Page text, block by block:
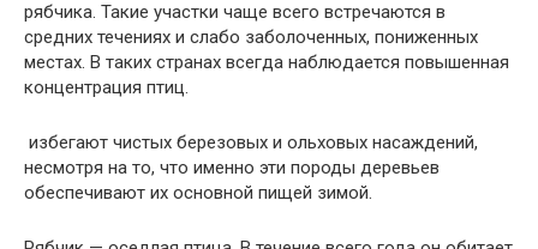
рябчика. Такие участки чаще всего встречаются в
средних течениях и слабо заболоченных, пониженных
местах. В таких странах всегда наблюдается повышенная
концентрация птиц.
избегают чистых березовых и ольховых насаждений,
несмотря на то, что именно эти породы деревьев
обеспечивают их основной пищей зимой.